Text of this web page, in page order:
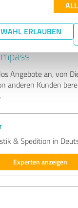
ERLAUBEN
Experten
Angebote an, von
anderen Kunden
& Spedition in
Experten anzeigen